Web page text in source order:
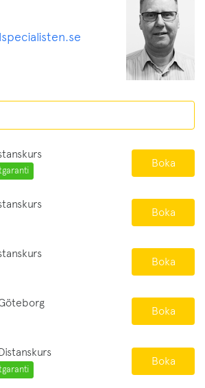
Boka
Boka
Boka
Boka
Boka